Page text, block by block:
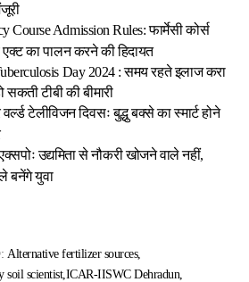
Course Admission Rules: फार्मेसी कोर्स
का पालन करने की हिदायत
Day 2024 : समय रहते इलाज करा
सकती टीबी की बीमारी
टेलीविजन दिवसः बुद्धु बक्से का स्मार्ट होने
उद्यमिता से नौकरी खोजने वाले नहीं,
बनेंगे युवा
Alternative fertilizer sources
soil scientist ICAR-IISWC Dehradun